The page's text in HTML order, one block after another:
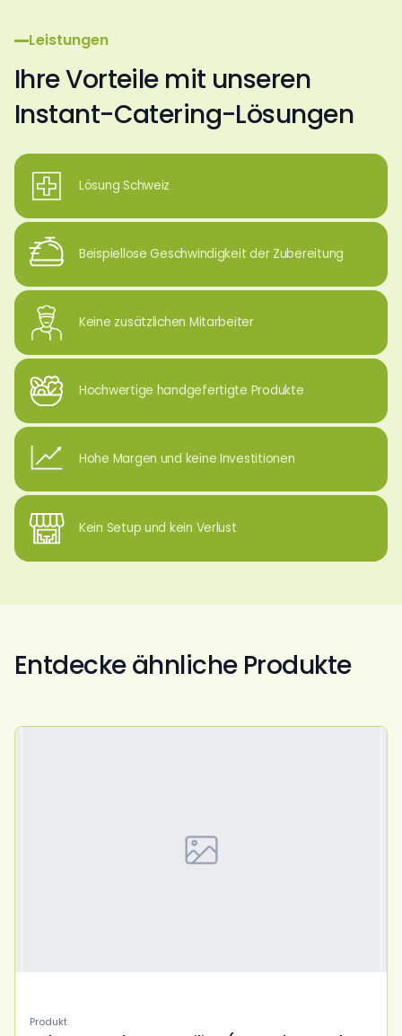
Leistungen
Ihre Vorteile mit unseren
Instant-Catering-Lösungen
Lösung Schweiz
Beispiellose Geschwindigkeit der Zubereitung
Keine zusätzlichen Mitarbeiter
Hochwertige handgefertigte Produkte
Hohe Margen und keine Investitionen
Kein Setup und kein Verlust
Entdecke ähnliche Produkte
Produkt